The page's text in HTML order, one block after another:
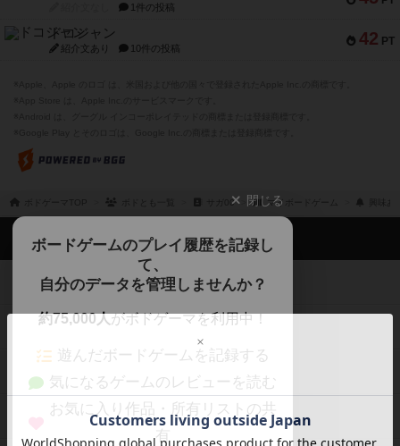
1件の投稿
42 PT
ドコジャン
紹介文あり 10件の投稿
サガ00 マイボードゲーム
閉じる
ボードゲームのプレイ履歴を記録し
て、
自分のデータを管理しませんか？
約75,000人がボドゲーマを利用中！
遊んだボードゲームを記録する
気になるゲームのレビューを読む
お気に入り作品・所有リストの共
有
ボドゲーマTOP
ボードゲームを検索する
ボードゲームの新着レビュー
ボードゲーム会情報
メカニクス特集